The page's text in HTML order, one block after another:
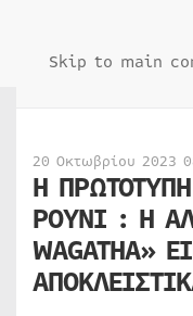
Skip to main
20 Οκτωβρίου 2023
Η
ΡΟΥΝΙ : Η
WAGATHA»